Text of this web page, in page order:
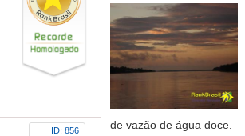
ID: 856
de vazão de água doce.